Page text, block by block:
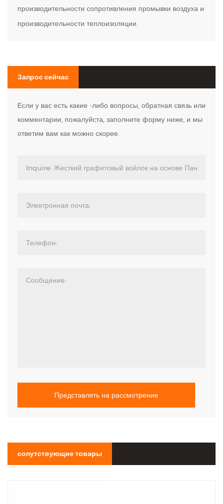
производительности сопротивления промывки воздуха и
производительности теплоизоляции.
Запрос сейчас
Если у вас есть какие -либо вопросы, обратная связь или
комментарии, пожалуйста, заполните форму ниже, и мы
ответим вам как можно скорее.
Представлять на рассмотрение
сопутствующие товары